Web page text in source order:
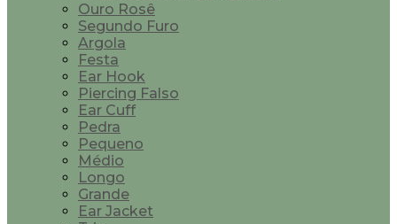
Ouro Rosê
Segundo Furo
Argola
Festa
Ear Hook
Piercing Falso
Ear Cuff
Pedra
Pequeno
Médio
Longo
Grande
Ear Jacket